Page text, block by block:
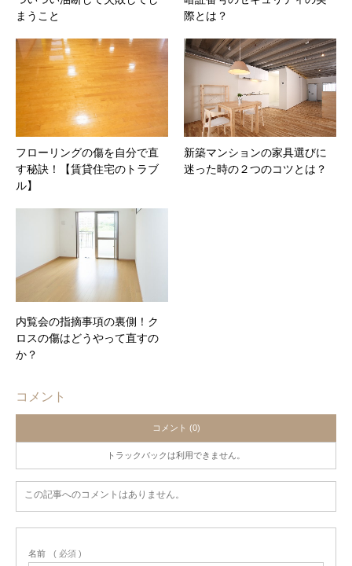
まうこと
際とは？
フローリングの傷を自分で直
す秘訣！【賃貸住宅のトラブ
ル】
新築マンションの家具選びに
迷った時の２つのコツとは？
内覧会の指摘事項の裏側！ク
ロスの傷はどうやって直すの
か？
コメント
コメント (0)
トラックバックは利用できません。
この記事へのコメントはありません。
名前 ( 必須 )